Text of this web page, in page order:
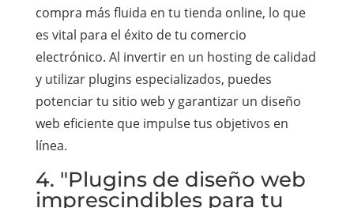
compra más fluida en tu tienda online, lo que
es vital para el éxito de tu comercio
electrónico. Al invertir en un hosting de calidad
y utilizar plugins especializados, puedes
potenciar tu sitio web y garantizar un diseño
web eficiente que impulse tus objetivos en
línea.
4. "Plugins de diseño web
imprescindibles para tu